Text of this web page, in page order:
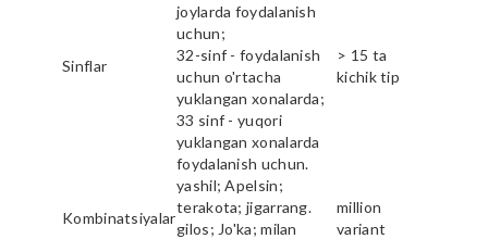
Sinflar
joylarda foydalanish
uchun;
32-sinf - foydalanish
uchun o'rtacha
yuklangan xonalarda;
33 sinf - yuqori
yuklangan xonalarda
foydalanish uchun.
> 15 ta
kichik tip
Kombinatsiyalar
yashil; Apelsin;
terakota; jigarrang.
gilos; Jo'ka; milan
million
variant